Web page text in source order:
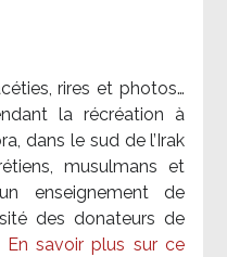
rires et photos…
la récréation à
dans le sud de l’Irak
musulmans et
enseignement de
des donateurs de
En savoir plus sur ce